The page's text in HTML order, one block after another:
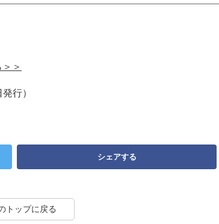
＞
行）
シェアする
トップに戻る